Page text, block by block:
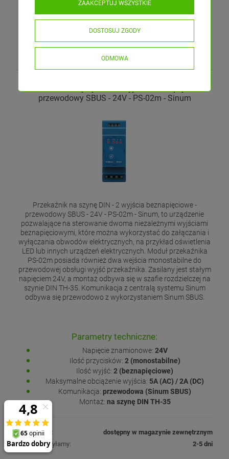
przewodowy SBUS - 24V - PS-02m - Sinum
Przekaźnik na szynę DIN - 2 wyjścia beznapięciowe -
przewodowy SBUS - 24V - PS-02m - Sinum, to urządzenie
pozwalające na sterowanie dwoma niezależnymi wyjściami
beznapięciowymi, które można wykorzystać do załączania i
wyłączania obwodów elektrycznych, na przykład oświetlenia
LED lub innych urządzeń elektrycznych. Moduł przekaźnika
PS-02m posiada również dwa wejścia monostabilne do
przewodowej obsługi wyjść przekaźnika. Zasilany jest stałym
napięciem 24V, a montaż odbywa się w szafie rozdzielczej na
szynie DIN TH-35. Komunikacja z centralą systemu Sinum
odbywa się przewodowo z wykorzystaniem Sinum SBUS.
Parametry techniczne:
Napięcie znamionowe: 24V
Ilość przycisków: 2 (monostabilne)
Ilość wyjść: 2 (beznapięciowe)
Maksymalne obciążenie wyjścia: 5A (AC) / 2A (DC)
Komunikacja: przewodowa (Sinum SBUS)
Montaż: na szynę DIN TH-35
Dostępność:
dostępny w magazynie zewnętrznym
Produkt wysyłamy:
2-5 dni
ODMOWA
DOSTOSUJ ZGODY
ZAAKCEPTUJ WSZYSTKIE